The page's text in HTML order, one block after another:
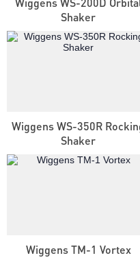
Shaker
Wiggens WS-350R
Shaker
Wiggens TM-1 Vortex